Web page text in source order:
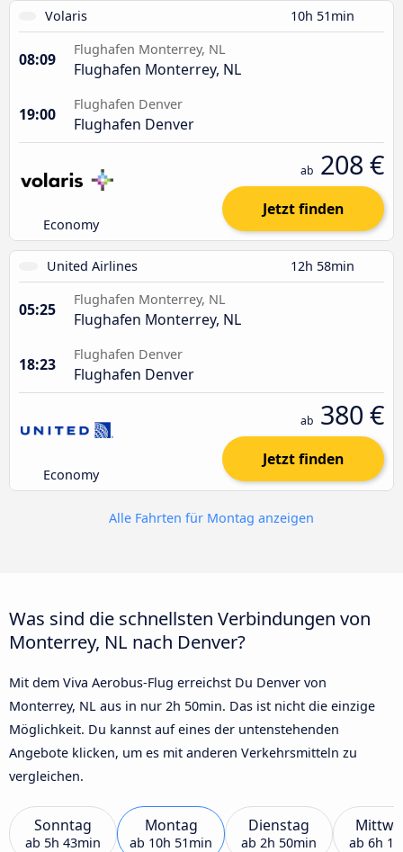
Volaris 10h 51min
08:09
Flughafen Monterrey, NL
Flughafen Monterrey, NL
19:00
Flughafen Denver
Flughafen Denver
Economy
ab 208 €
Jetzt finden
United Airlines 12h 58min
05:25
Flughafen Monterrey, NL
Flughafen Monterrey, NL
18:23
Flughafen Denver
Flughafen Denver
Economy
ab 380 €
Jetzt finden
Alle Fahrten für Montag anzeigen
Was sind die schnellsten Verbindungen von
Monterrey, NL nach Denver?
Mit dem Viva Aerobus-Flug erreichst Du Denver von
Monterrey, NL aus in nur 2h 50min. Das ist nicht die einzige
Möglichkeit. Du kannst auf eines der untenstehenden
Angebote klicken, um es mit anderen Verkehrsmitteln zu
vergleichen.
Sonntag
ab 5h 43min
Montag
ab 10h 51min
Dienstag
ab 2h 50min ab 6h